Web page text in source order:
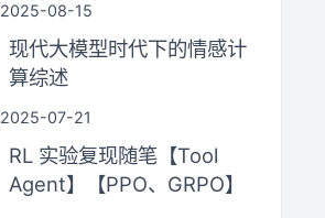
2025-08-15
现代大模型时代下的情感计
算综述
2025-07-21
RL 实验复现随笔【Tool
Agent】【PPO、GRPO】